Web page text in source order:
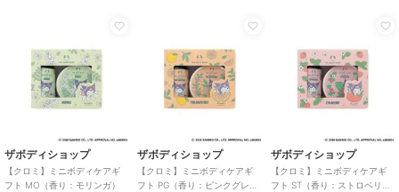
ザボディショップ
【クロミ】ミニボディケアギ
フト MO（香り：モリンガ）
ザボディショップ
【クロミ】ミニボディケアギ
フト PG（香り：ピンクグレー
ザボディショップ
【クロミ】ミニボディケアギ
フト ST（香り：ストロベリ